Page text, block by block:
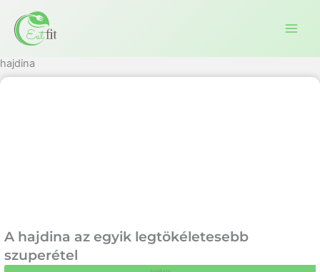
tartalomra
hajdina
A hajdina az egyik legtökéletesebb
szuperétel